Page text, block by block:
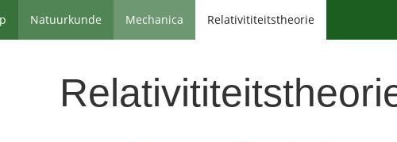
Natuurkunde Mechanica Relativititeitstheorie